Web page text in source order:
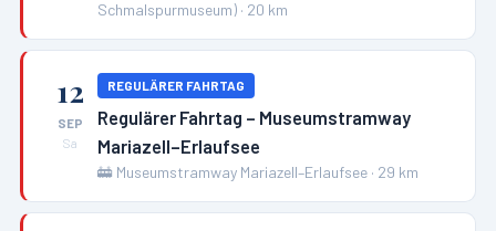
Schmalspurmuseum) · 20 km
12
SEP
Sa
REGULÄRER FAHRTAG
Regulärer Fahrtag – Museumstramway
Mariazell–Erlaufsee
🚋 Museumstramway Mariazell–Erlaufsee · 29 km